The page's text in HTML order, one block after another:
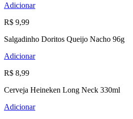
Adicionar
R$ 9,99
Salgadinho Doritos Queijo Nacho 96g
Adicionar
R$ 8,99
Cerveja Heineken Long Neck 330ml
Adicionar